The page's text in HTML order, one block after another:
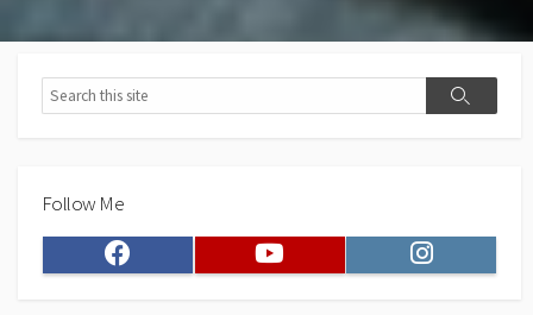
Search
Search
Follow Me
Facebook Instagram